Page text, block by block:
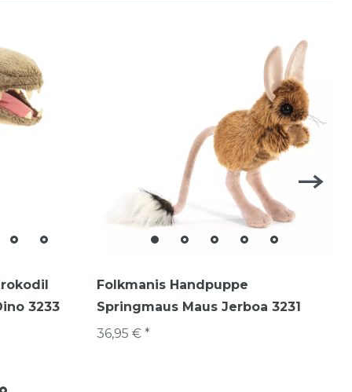
3233
Folkmanis Handpuppe
Springmaus Maus Jerboa 3231
36,95 € *